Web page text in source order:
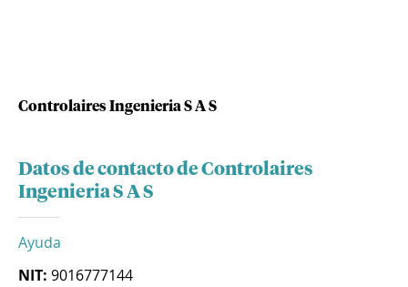
Controlaires Ingenieria S A S
Datos de contacto de Controlaires
Ingenieria S A S
Ayuda
NIT: 9016777144